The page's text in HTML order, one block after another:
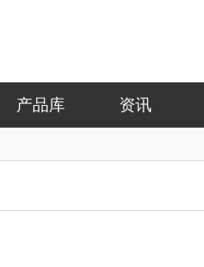
产品库 资讯